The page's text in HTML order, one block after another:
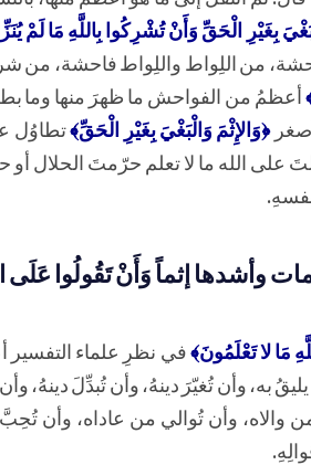
بِغَيْرِ الْحَقِّ وَأَنْ تُشْرِكُوا بِاللَّهِ مَا لَمْ
من اللِواط واللِواط فاحشة،
أعظمُ من الفواحش ما ظهرَ منها وما
﴿وَالإِثْمَ وَالْبَغْيَ بِغَيْرِ الْحَقِّ﴾تطاوُل
على الله ما لا تعلم حرّمتَ الحلال أو
وأشدها إثماً وَأَنْ تَقُولُوا عَلَى
مَا لا تَعْلَمُونَ﴾في نظرِ علماء التفسير
به، وأن تُغيّرَ دينهُ، وأن تُبدِّلَ دينهُ،
والاه، وأن تُوالي من عاداه، وأن